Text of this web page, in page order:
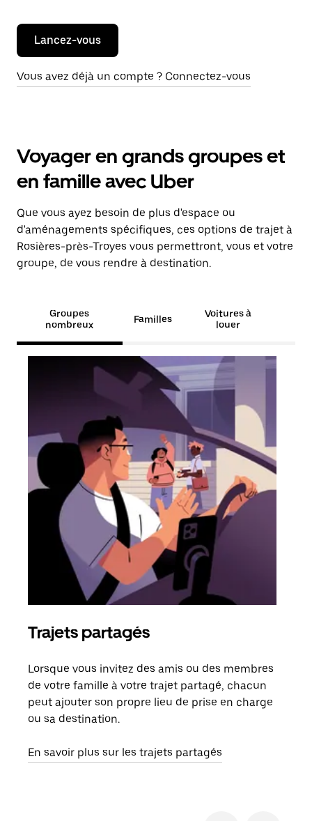
Lancez-vous
Vous avez déjà un compte ? Connectez-vous
Voyager en grands groupes et
en famille avec Uber
Que vous ayez besoin de plus d'espace ou
d'aménagements spécifiques, ces options de trajet à
Rosières-près-Troyes vous permettront, vous et votre
groupe, de vous rendre à destination.
Groupes
nombreux
Familles
Voitures à
louer
Trajets partagés
Lorsque vous invitez des amis ou des membres
de votre famille à votre trajet partagé, chacun
peut ajouter son propre lieu de prise en charge
ou sa destination.
En savoir plus sur les trajets partagés